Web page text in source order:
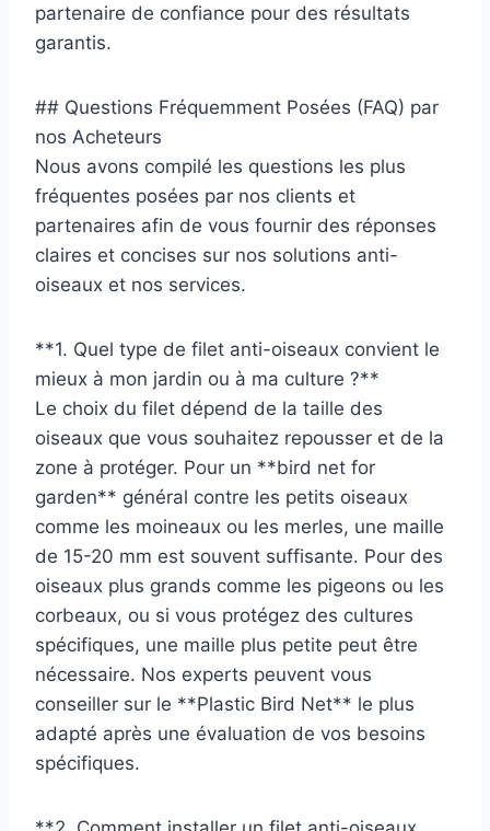
partenaire de confiance pour des résultats
garantis.
## Questions Fréquemment Posées (FAQ) par
nos Acheteurs
Nous avons compilé les questions les plus
fréquentes posées par nos clients et
partenaires afin de vous fournir des réponses
claires et concises sur nos solutions anti-
oiseaux et nos services.
**1. Quel type de filet anti-oiseaux convient le
mieux à mon jardin ou à ma culture ?**
Le choix du filet dépend de la taille des
oiseaux que vous souhaitez repousser et de la
zone à protéger. Pour un **bird net for
garden** général contre les petits oiseaux
comme les moineaux ou les merles, une maille
de 15-20 mm est souvent suffisante. Pour des
oiseaux plus grands comme les pigeons ou les
corbeaux, ou si vous protégez des cultures
spécifiques, une maille plus petite peut être
nécessaire. Nos experts peuvent vous
conseiller sur le **Plastic Bird Net** le plus
adapté après une évaluation de vos besoins
spécifiques.